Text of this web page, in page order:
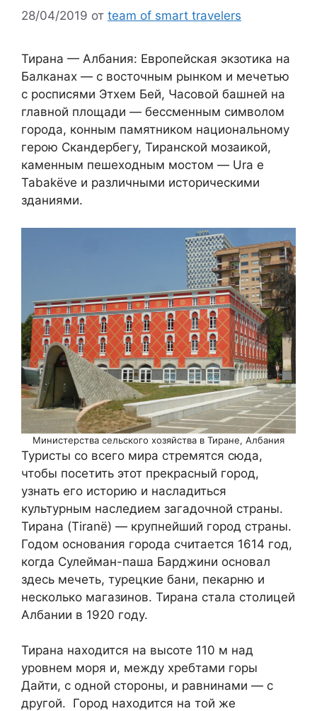
28/04/2019 от team of smart travelers
Тирана — Албания: Европейская экзотика на
Балканах — с восточным рынком и мечетью
с росписями Этхем Бей, Часовой башней на
главной площади — бессменным символом
города, конным памятником национальному
герою Скандербегу, Тиранской мозаикой,
каменным пешеходным мостом — Ura e
Tabakëve и различными историческими
зданиями.
Министерства сельского хозяйства в Тиране, Албания
Туристы со всего мира стремятся сюда,
чтобы посетить этот прекрасный город,
узнать его историю и насладиться
культурным наследием загадочной страны.
Тирана (Tiranë) — крупнейший город страны.
Годом основания города считается 1614 год,
когда Сулейман-паша Барджини основал
здесь мечеть, турецкие бани, пекарню и
несколько магазинов. Тирана стала столицей
Албании в 1920 году.
Тирана находится на высоте 110 м над
уровнем моря и, между хребтами горы
Дайти, с одной стороны, и равнинами — с
другой. Город находится на той же